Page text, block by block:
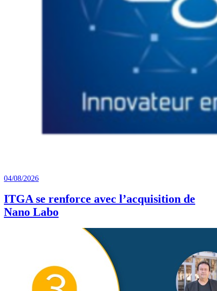
04/08/2026
ITGA se renforce avec l’acquisition de
Nano Labo